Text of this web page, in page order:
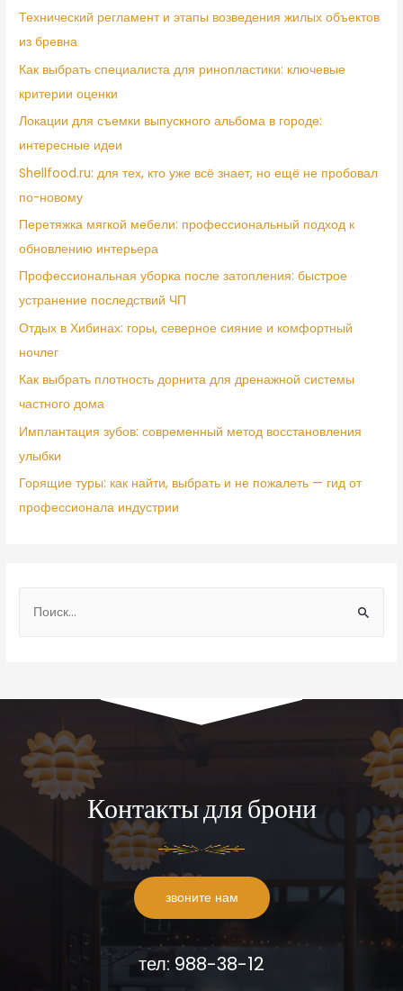
Технический регламент и этапы возведения жилых объектов
из бревна
Как выбрать специалиста для ринопластики: ключевые
критерии оценки
Локации для съемки выпускного альбома в городе:
интересные идеи
Shellfood.ru: для тех, кто уже всё знает, но ещё не пробовал
по-новому
Перетяжка мягкой мебели: профессиональный подход к
обновлению интерьера
Профессиональная уборка после затопления: быстрое
устранение последствий ЧП
Отдых в Хибинах: горы, северное сияние и комфортный
ночлег
Как выбрать плотность дорнита для дренажной системы
частного дома
Имплантация зубов: современный метод восстановления
улыбки
Горящие туры: как найти, выбрать и не пожалеть — гид от
профессионала индустрии
Контакты для брони
звоните нам
тел: 988-38-12